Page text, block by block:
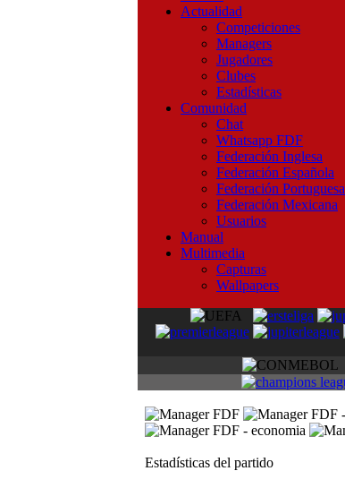
Actualidad
Competiciones
Managers
Jugadores
Clubes
Estadísticas
Comunidad
Chat
Whatsapp FDF
Federación Inglesa
Federación Española
Federación Portuguesa
Federación Mexicana
Usuarios
Manual
Multimedia
Capturas
Wallpapers
Estadísticas del partido